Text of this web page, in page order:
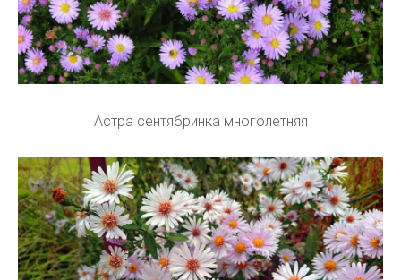
Астра сентябринка многолетняя